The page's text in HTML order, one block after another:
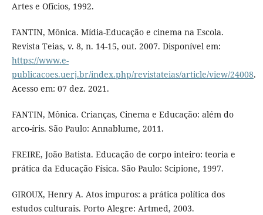
Artes e Ofícios, 1992.
FANTIN, Mônica. Mídia-Educação e cinema na Escola.
Revista Teias, v. 8, n. 14-15, out. 2007. Disponível em:
https://www.e-
publicacoes.uerj.br/index.php/revistateias/article/view/24008.
Acesso em: 07 dez. 2021.
FANTIN, Mônica. Crianças, Cinema e Educação: além do
arco-íris. São Paulo: Annablume, 2011.
FREIRE, João Batista. Educação de corpo inteiro: teoria e
prática da Educação Física. São Paulo: Scipione, 1997.
GIROUX, Henry A. Atos impuros: a prática política dos
estudos culturais. Porto Alegre: Artmed, 2003.